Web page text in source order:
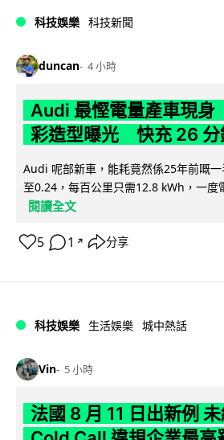
科技娛樂 科技新聞
duncan 4 小時
Audi 最慳電量產車現
彩造型曝光 快充 26 分
Audi 呢部新車，能耗竟然係25年前嘅
至0.24，每百公里只需12.8 kWh，一度
閱讀全文
5 1 ↗ 分享
科技娛樂 生活娛樂 城中熱話
Vin 5 小時
法國 8 月 11 日出新例